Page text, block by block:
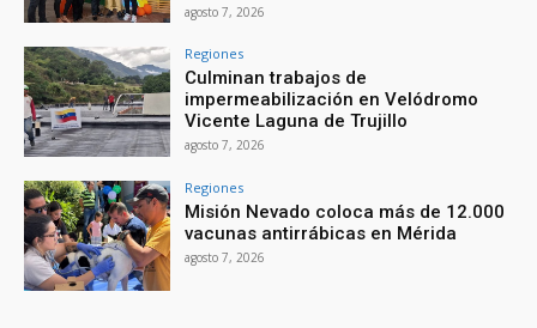
agosto 7, 2026
Regiones
Culminan trabajos de
impermeabilización en Velódromo
Vicente Laguna de Trujillo
agosto 7, 2026
Regiones
Misión Nevado coloca más de 12.000
vacunas antirrábicas en Mérida
agosto 7, 2026